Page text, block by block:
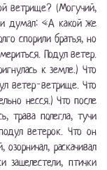
ветрище? (Могучий,
и думал: «А какой же
спорили братья, но
Подул ветер.
к земле.) Что
ветер-ветрище. Что
несся.) Что после
трава полегла, тучи
ветерок. Что он
раскачивал
зашелестели, птички